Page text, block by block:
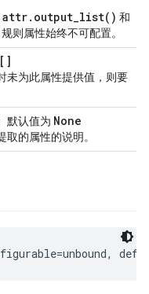
attr.output_list() 和
规则属性始终不可配置。
[]
未为此属性提供值，则要
默认值为 None
的属性的说明。